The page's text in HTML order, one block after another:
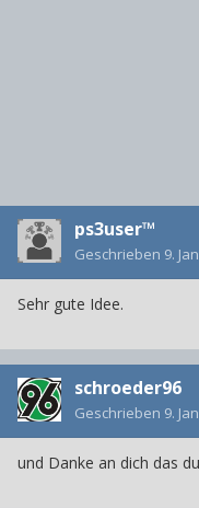
ps3user™
Geschrieben 9.
Sehr gute Idee.
schroeder96
Geschrieben 9.
und Danke an dich das